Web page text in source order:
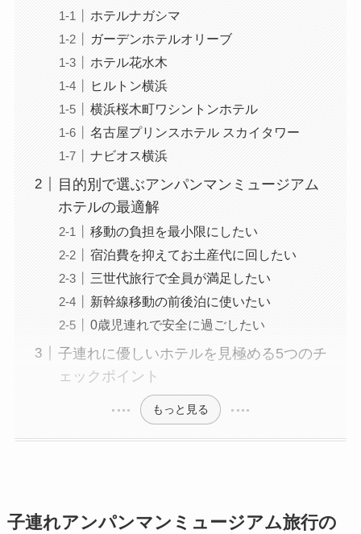
ホテルナガシマ
ガーデンホテルオリーブ
ホテル花水木
ヒルトン横浜
横浜桜木町ワシントンホテル
名古屋プリンスホテル スカイタワー
ナビオス横浜
目的別で選ぶアンパンマンミュージアム
ホテルの最適解
移動の負担を最小限にしたい
宿泊費を抑えてお土産代に回したい
三世代旅行で全員が満足したい
新幹線移動の前後泊に使いたい
0歳児連れで安全に過ごしたい
子連れに優しいホテルを見極める5つのチ
ェックポイント
もっと見る
子連れアンパンマンミュージアム旅行の